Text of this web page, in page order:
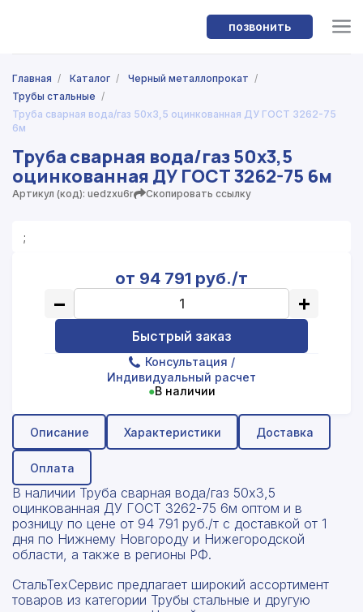
позвонить
Главная / Каталог / Черный металлопрокат /
Трубы стальные /
Труба сварная вода/газ 50x3,5 оцинкованная ДУ ГОСТ 3262-75
6м
Труба сварная вода/газ 50x3,5
оцинкованная ДУ ГОСТ 3262-75 6м
Артикул (код): uedzxu6r Скопировать ссылку
;
от 94 791 руб./т
− +
Быстрый заказ
Консультация /
Индивидуальный расчет
●В наличии
Описание Характеристики Доставка
Оплата
В наличии Труба сварная вода/газ 50x3,5
оцинкованная ДУ ГОСТ 3262-75 6м оптом и в
розницу по цене от 94 791 руб./т с доставкой от 1
дня по Нижнему Новгороду и Нижегородской
области, а также в регионы РФ.
СтальТехСервис предлагает широкий ассортимент
товаров из категории Трубы стальные и другую